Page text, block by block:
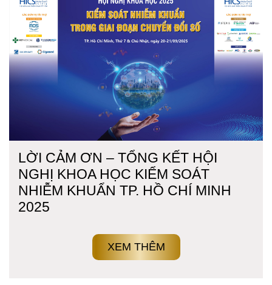
LỜI CẢM ƠN – TỔNG KẾT HỘI
NGHỊ KHOA HỌC KIỂM SOÁT
NHIỄM KHUẨN TP. HỒ CHÍ MINH
2025
XEM THÊM